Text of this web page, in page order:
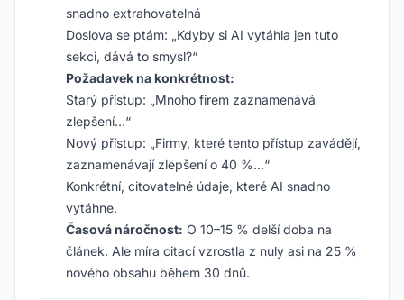
snadno extrahovatelná
Doslova se ptám: „Kdyby si AI vytáhla jen tuto
sekci, dává to smysl?“
Požadavek na konkrétnost:
Starý přístup: „Mnoho firem zaznamenává
zlepšení…“
Nový přístup: „Firmy, které tento přístup zavádějí,
zaznamenávají zlepšení o 40 %…“
Konkrétní, citovatelné údaje, které AI snadno
vytáhne.
Časová náročnost: O 10–15 % delší doba na
článek. Ale míra citací vzrostla z nuly asi na 25 %
nového obsahu během 30 dnů.